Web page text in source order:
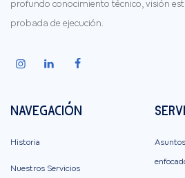
profundo conocimiento técnico, visión
probada de ejecución.
NAVEGACIÓN
Historia
Nuestros Servicios